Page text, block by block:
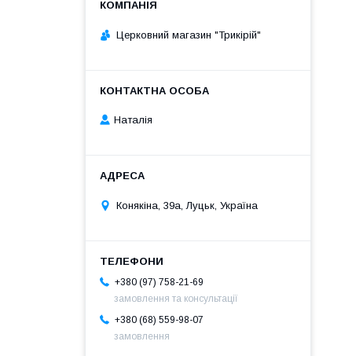
Церковний магазин "Трикірій"
Наталія
Конякіна, 39а, Луцьк, Україна
+380 (97) 758-21-69
замовлення та консультації
+380 (68) 559-98-07
замовлення